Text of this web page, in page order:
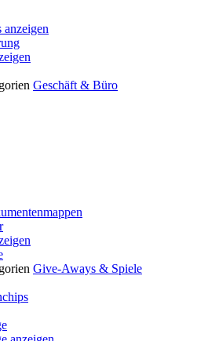
anzeigen
Geschäft & Büro
Give-Aways & Spiele